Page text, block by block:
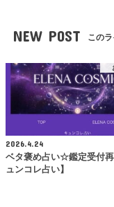
NEW POST この
2026.4.24
ベタ褒め占い☆鑑定受付
ュンコレ占い】